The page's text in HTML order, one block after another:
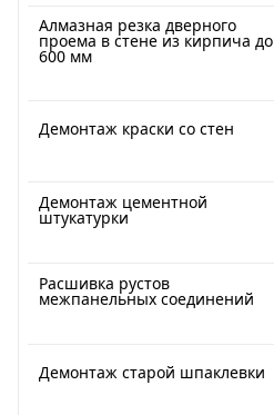
Алмазная резка дверного
проема в стене из кирпича до
600 мм
Демонтаж краски со стен
Демонтаж цементной
штукатурки
Расшивка рустов
межпанельных соединений
Демонтаж старой шпаклевки